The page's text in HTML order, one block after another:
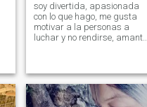
soy divertida, apasionada
con lo que hago, me gusta
motivar a la personas a
luchar y no rendirse, amante
necesitados, bondadosa,
muy amistosa y sobre todo
protectora de los in